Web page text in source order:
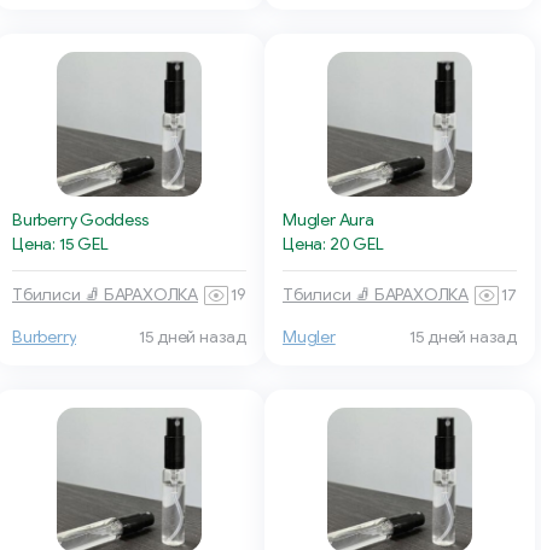
Burberry Goddess
Цена: 15 GEL
Тбилиси 🧦 БАРАХОЛКА 19
Burberry 15 дней назад
Mugler Aura
Цена: 20 GEL
Тбилиси 🧦 БАРАХОЛКА 17
Mugler 15 дней назад